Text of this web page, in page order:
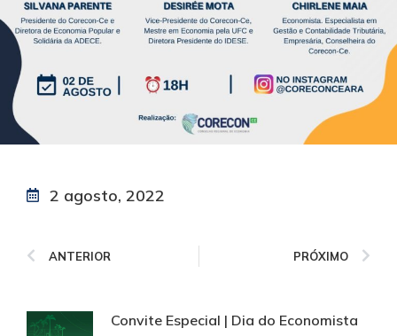
2 agosto, 2022
ANTERIOR PRÓXIMO
Convite Especial | Dia do Economista